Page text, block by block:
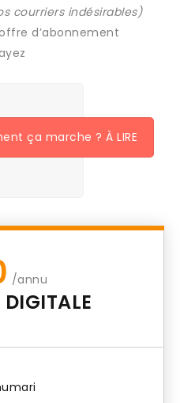
courriers indésirables)
d’abonnement
ça marche ? À LIRE
/annu